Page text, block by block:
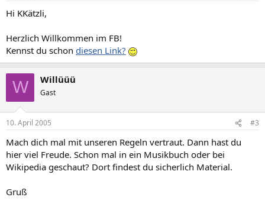
Hi KKätzli,
Herzlich Willkommen im FB!
Kennst du schon diesen Link?
W Willüüü
Gast
10. April 2005 #3
Mach dich mal mit unseren Regeln vertraut. Dann hast du
hier viel Freude. Schon mal in ein Musikbuch oder bei
Wikipedia geschaut? Dort findest du sicherlich Material.
Gruß